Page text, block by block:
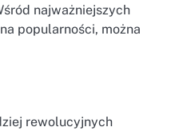
najważniejszych
popularności, można
rewolucyjnych